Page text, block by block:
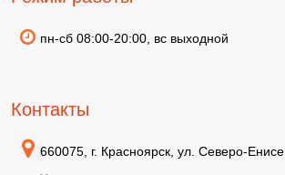
пн-сб 08:00-20:00, вс выходной
Контакты
660075, г. Красноярск, ул. Северо-